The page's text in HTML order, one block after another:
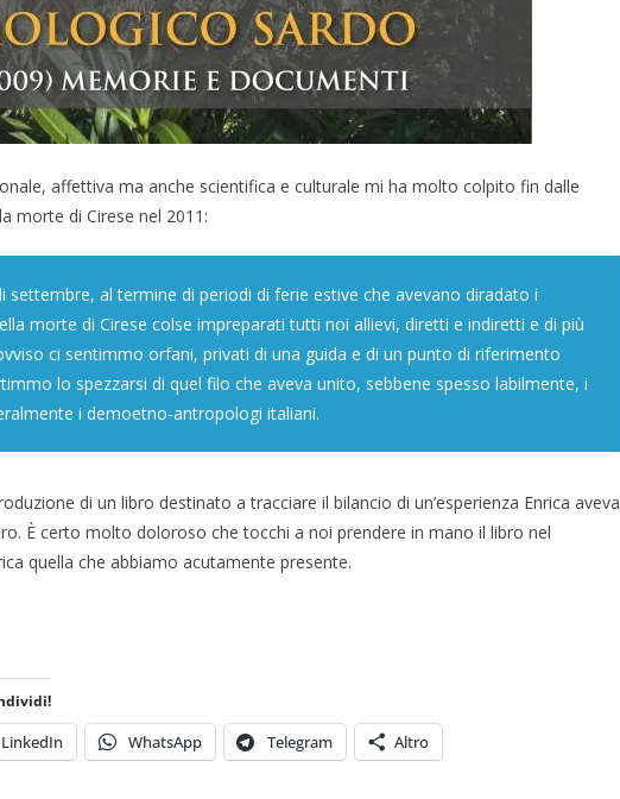
affettiva ma anche scientifica e culturale mi ha molto colpito fin dalle
morte di Cirese nel 2011:
settembre, al termine di periodi di ferie estive che avevano diradato i
morte di Cirese colse impreparati tutti noi allievi, diretti e indiretti e di più
ci sentimmo orfani, privati di una guida e di un punto di riferimento
lo spezzarsi di quel filo che aveva unito, sebbene spesso labilmente, i
i demoetno-antropologi italiani.
di un libro destinato a tracciare il bilancio di un’esperienza Enrica aveva
È certo molto doloroso che tocchi a noi prendere in mano il libro nel
quella che abbiamo acutamente presente.
LinkedIn WhatsApp Telegram Altro